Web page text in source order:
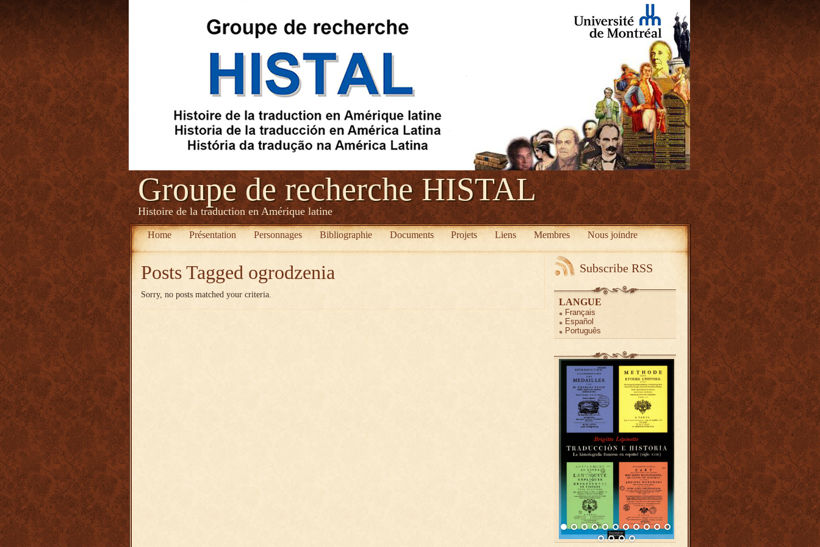
Groupe de recherche HISTAL
Histoire de la traduction en Amérique latine
Home Présentation Personnages Bibliographie Documents Projets Liens Membres Nous joindre
Posts Tagged ogrodzenia
Sorry, no posts matched your criteria.
Subscribe RSS
LANGUE
Français
Español
Português